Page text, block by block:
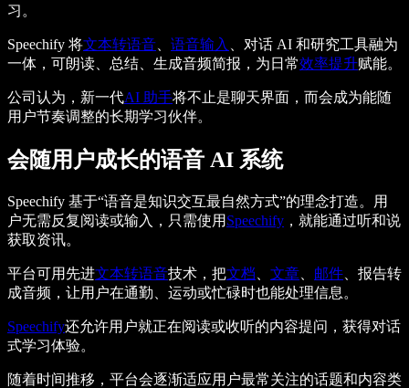
习。
Speechify 将文本转语音 语音输入
、对话 AI 和研究工具融为
一体，可朗读、总结、生成音频简报，为日常效率提升赋能。
公司认为，新一代AI 助手将不止是聊天界面，而会成为能随
用户节奏调整的长期学习伙伴。
会随用户成长的语音 AI 系统
Speechify 基于“语音是知识交互最自然方式”的理念打造。用
户无需反复阅读或输入，只需使用 Speechify ，就能通过听和说
获取资讯。
平台可用先进文本转语音技术，把文档 文章 邮件 、报告转
成音频，让用户在通勤、运动或忙碌时也能处理信息。
Speechify还允许用户就正在阅读或收听的内容提问，获得对话
式学习体验。
随着时间推移，平台会逐渐适应用户最常关注的话题和内容类